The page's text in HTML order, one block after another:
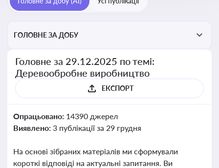
ГОЛОВНЕ ЗА ДОБУ
Головне за 29.12.2025 по темі:
Деревообробне виробництво
ЕКСПОРТ
Опрацьовано: 14390 джерел
Виявлено: 3 публікації за 29 грудня
На основі зібраних матеріалів ми сформували
короткі відповіді на актуальні запитання. Ви